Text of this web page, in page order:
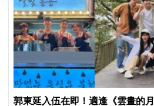
郭東延入伍在即！適逢《雲畫的月